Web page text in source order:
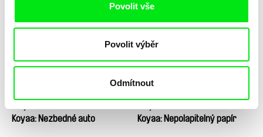
Povolit vše
Povolit výběr
Odmítnout
Koyaa: Nezbedné auto
Koyaa: Nepolapitelný papír